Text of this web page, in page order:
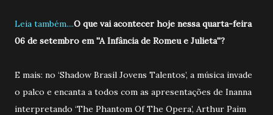
Leia também....O que vai acontecer hoje nessa quarta-feira
06 de setembro em ''A Infância de Romeu e Julieta''?
E mais: no ‘Shadow Brasil Jovens Talentos’, a música invade
o palco e encanta a todos com as apresentações de Inanna
interpretando ‘The Phantom Of The Opera’, Arthur Paim